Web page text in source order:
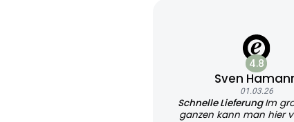
4.8
Sven
01.03.26
Schnelle LieferungIm
ganzen kann man hier